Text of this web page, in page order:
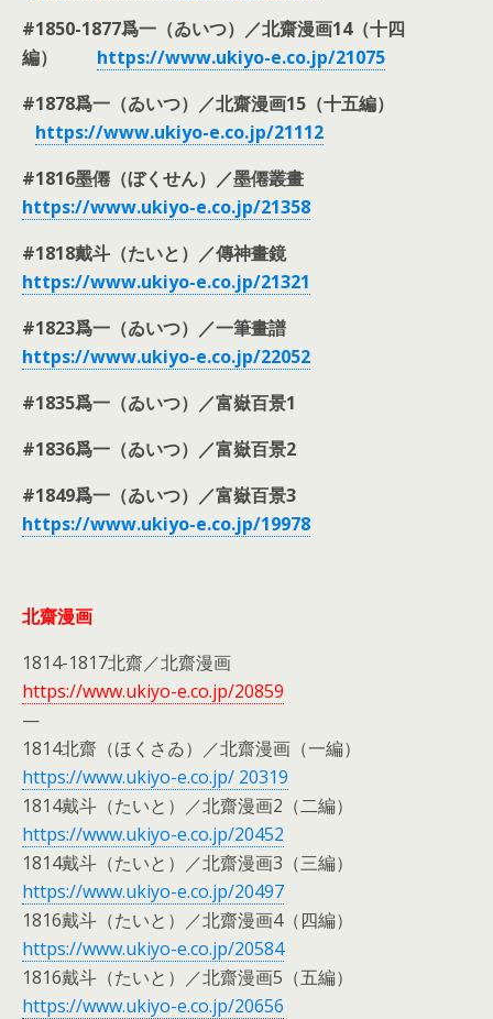
#1850-1877爲一（ゐいつ）／北齋漫画14（十四
編） https://www.ukiyo-e.co.jp/21075
#1878爲一（ゐいつ）／北齋漫画15（十五編）
https://www.ukiyo-e.co.jp/21112
#1816墨僊（ぼくせん）／墨僊叢畫
https://www.ukiyo-e.co.jp/21358
#1818戴斗（たいと）／傳神畫鏡
https://www.ukiyo-e.co.jp/21321
#1823爲一（ゐいつ）／一筆畫譜
https://www.ukiyo-e.co.jp/22052
#1835爲一（ゐいつ）／富嶽百景1
#1836爲一（ゐいつ）／富嶽百景2
#1849爲一（ゐいつ）／富嶽百景3
https://www.ukiyo-e.co.jp/19978
北齋漫画
1814-1817北齋／北齋漫画
https://www.ukiyo-e.co.jp/20859
—
1814北齋（ほくさゐ）／北齋漫画（一編）
https://www.ukiyo-e.co.jp/ 20319
1814戴斗（たいと）／北齋漫画2（二編）
https://www.ukiyo-e.co.jp/20452
1814戴斗（たいと）／北齋漫画3（三編）
https://www.ukiyo-e.co.jp/20497
1816戴斗（たいと）／北齋漫画4（四編）
https://www.ukiyo-e.co.jp/20584
1816戴斗（たいと）／北齋漫画5（五編）
https://www.ukiyo-e.co.jp/20656